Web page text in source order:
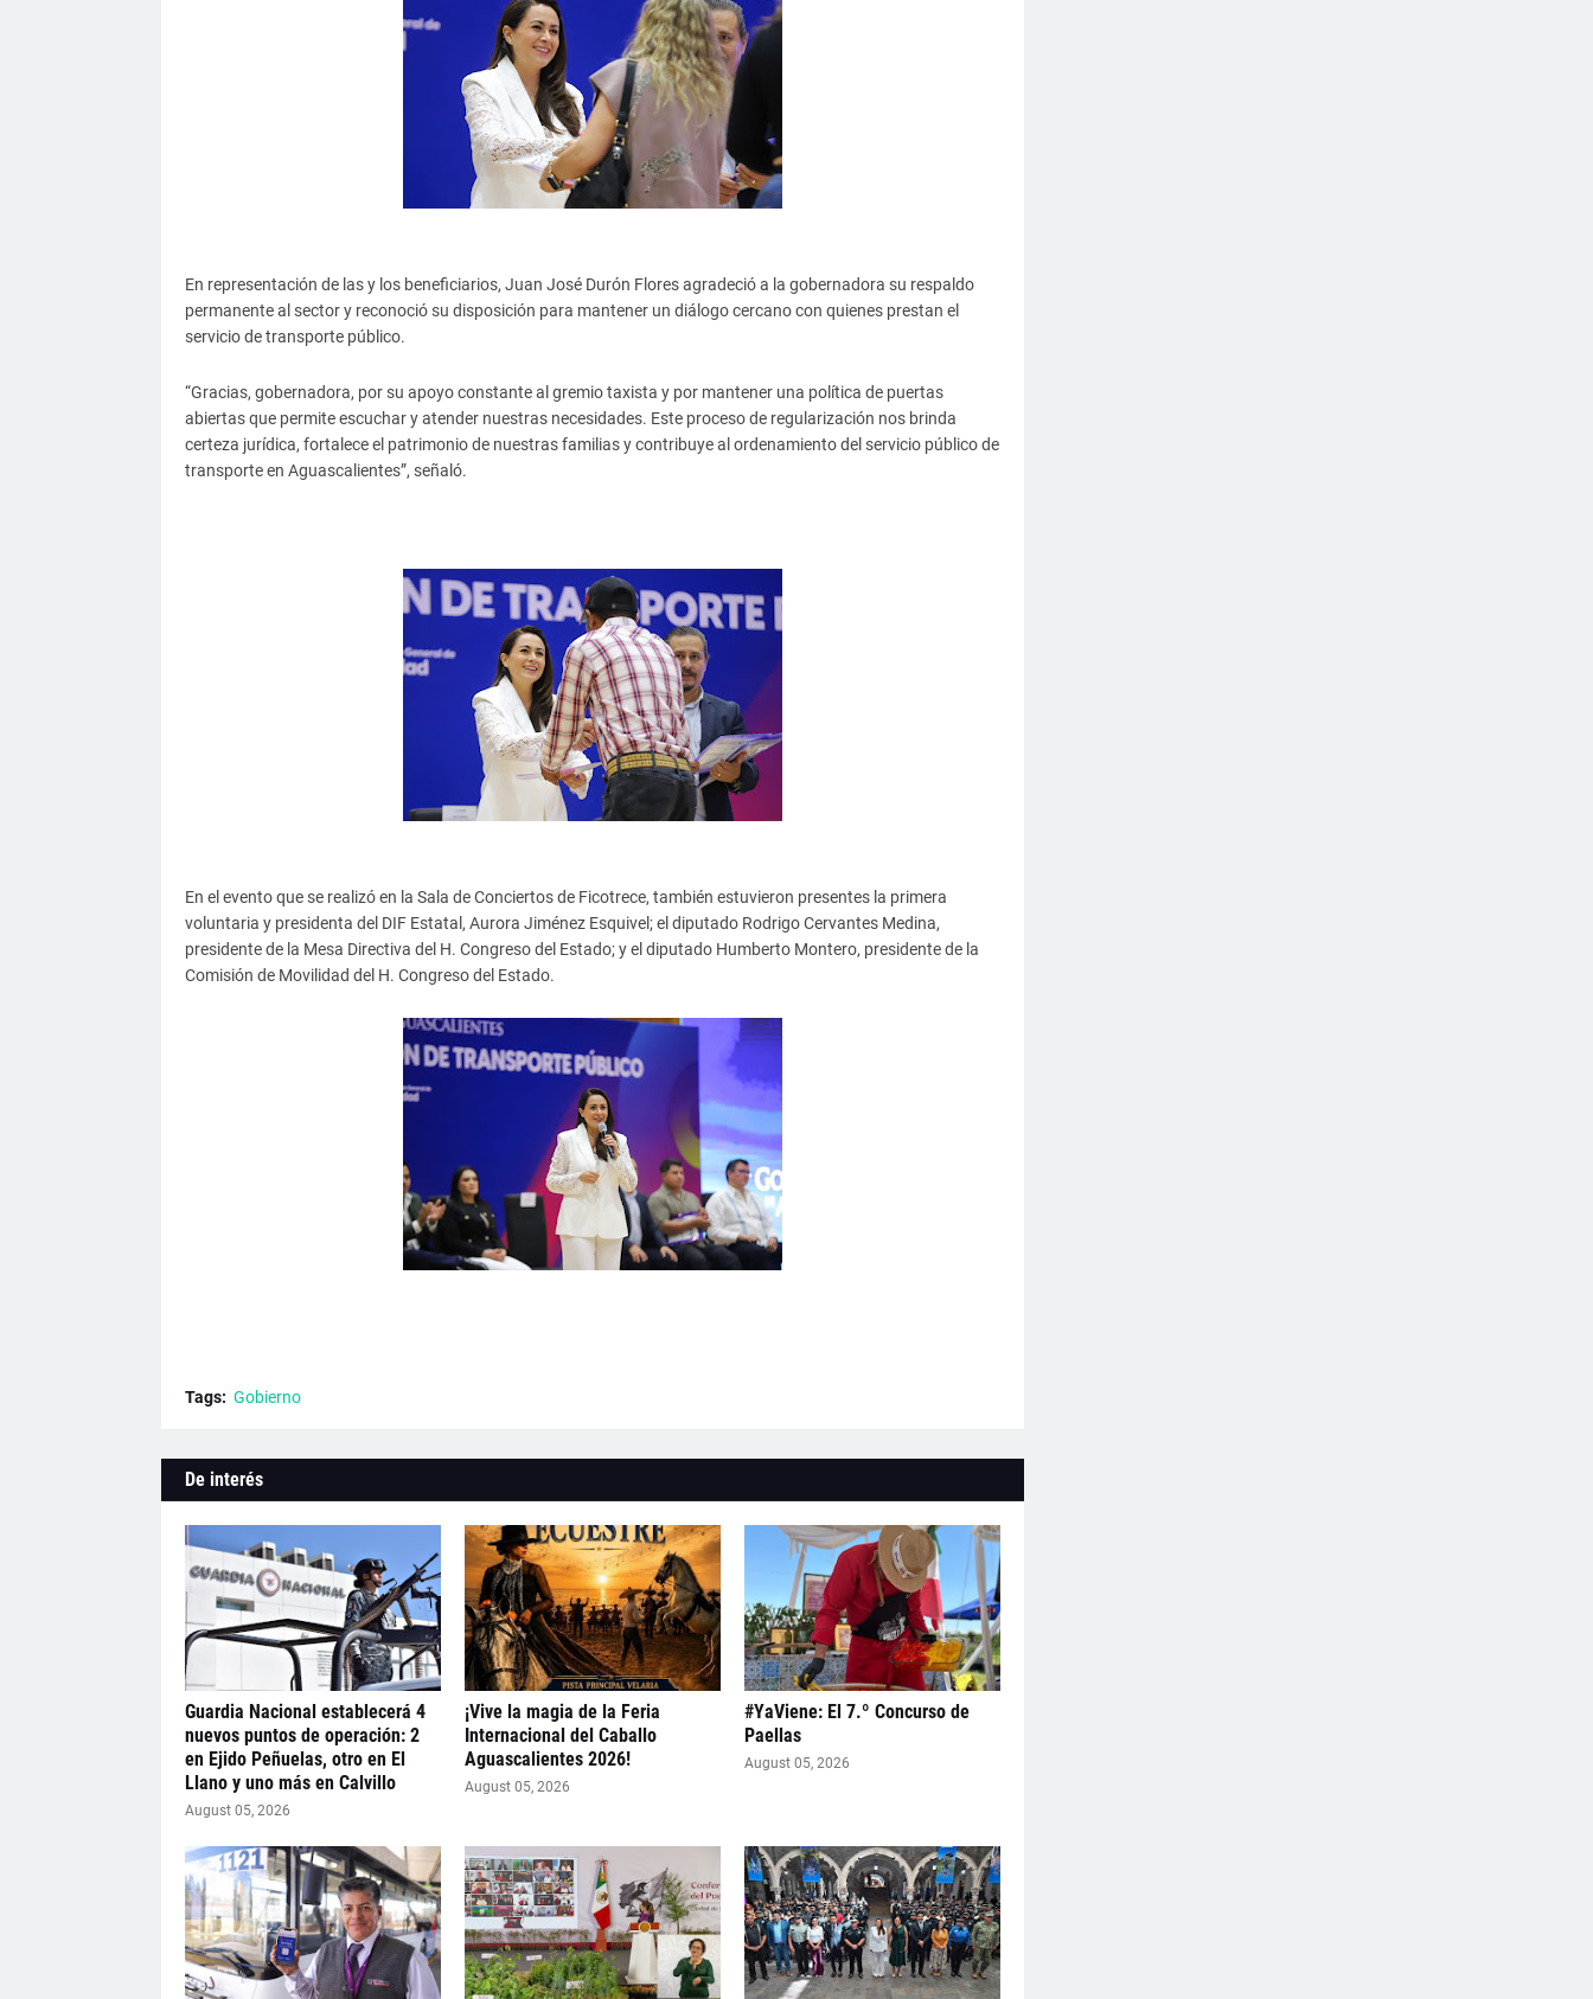
En representación de las y los beneficiarios, Juan José Durón Flores agradeció a la gobernadora su respaldo
permanente al sector y reconoció su disposición para mantener un diálogo cercano con quienes prestan el
servicio de transporte público.
“Gracias, gobernadora, por su apoyo constante al gremio taxista y por mantener una política de puertas
abiertas que permite escuchar y atender nuestras necesidades. Este proceso de regularización nos brinda
certeza jurídica, fortalece el patrimonio de nuestras familias y contribuye al ordenamiento del servicio público de
transporte en Aguascalientes”, señaló.
En el evento que se realizó en la Sala de Conciertos de Ficotrece, también estuvieron presentes la primera
voluntaria y presidenta del DIF Estatal, Aurora Jiménez Esquivel; el diputado Rodrigo Cervantes Medina,
presidente de la Mesa Directiva del H. Congreso del Estado; y el diputado Humberto Montero, presidente de la
Comisión de Movilidad del H. Congreso del Estado.
Tags: Gobierno
De interés
Guardia Nacional establecerá 4
nuevos puntos de operación: 2
en Ejido Peñuelas, otro en El
Llano y uno más en Calvillo
August 05, 2026
¡Vive la magia de la Feria
Internacional del Caballo
Aguascalientes 2026!
August 05, 2026
#YaViene: El 7.º Concurso de
Paellas
August 05, 2026